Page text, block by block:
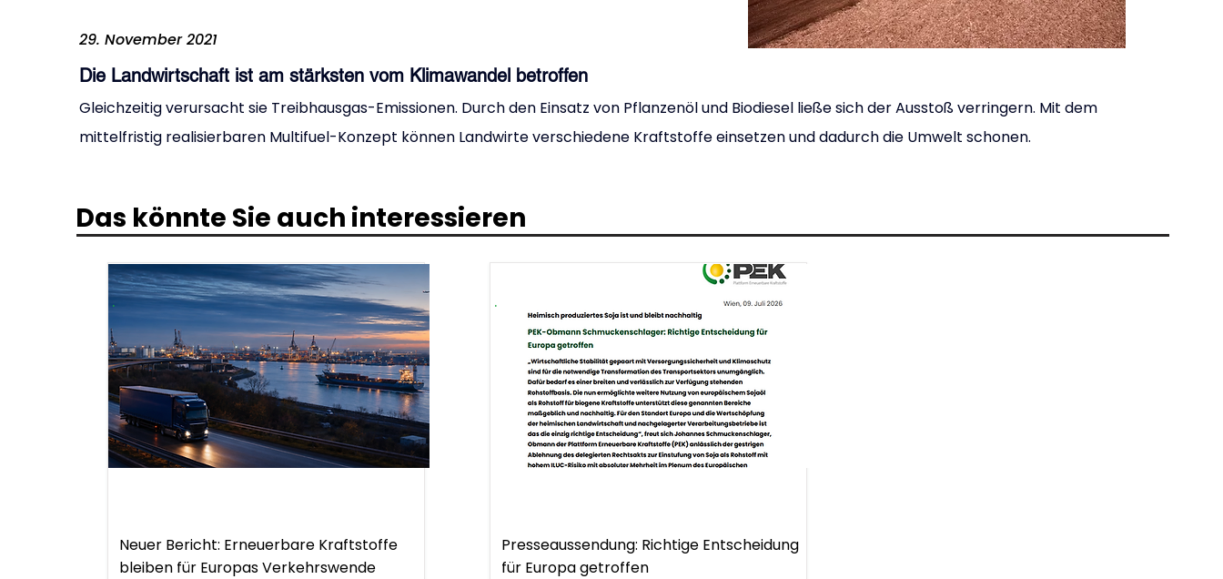
29. November 2021
Die Landwirtschaft ist am stärksten vom Klimawandel betroffen
Gleichzeitig verursacht sie Treibhausgas-Emissionen. Durch den Einsatz von Pflanzenöl und Biodiesel ließe sich der Ausstoß verringern. Mit dem
mittelfristig realisierbaren Multifuel-Konzept können Landwirte verschiedene Kraftstoffe einsetzen und dadurch die Umwelt schonen.
Das könnte Sie auch interessieren
Neuer Bericht: Erneuerbare Kraftstoffe
bleiben für Europas Verkehrswende
.
Presseaussendung: Richtige Entscheidung
für Europa getroffen
.